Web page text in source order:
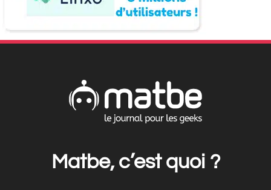
Matbe, c’est quoi ?